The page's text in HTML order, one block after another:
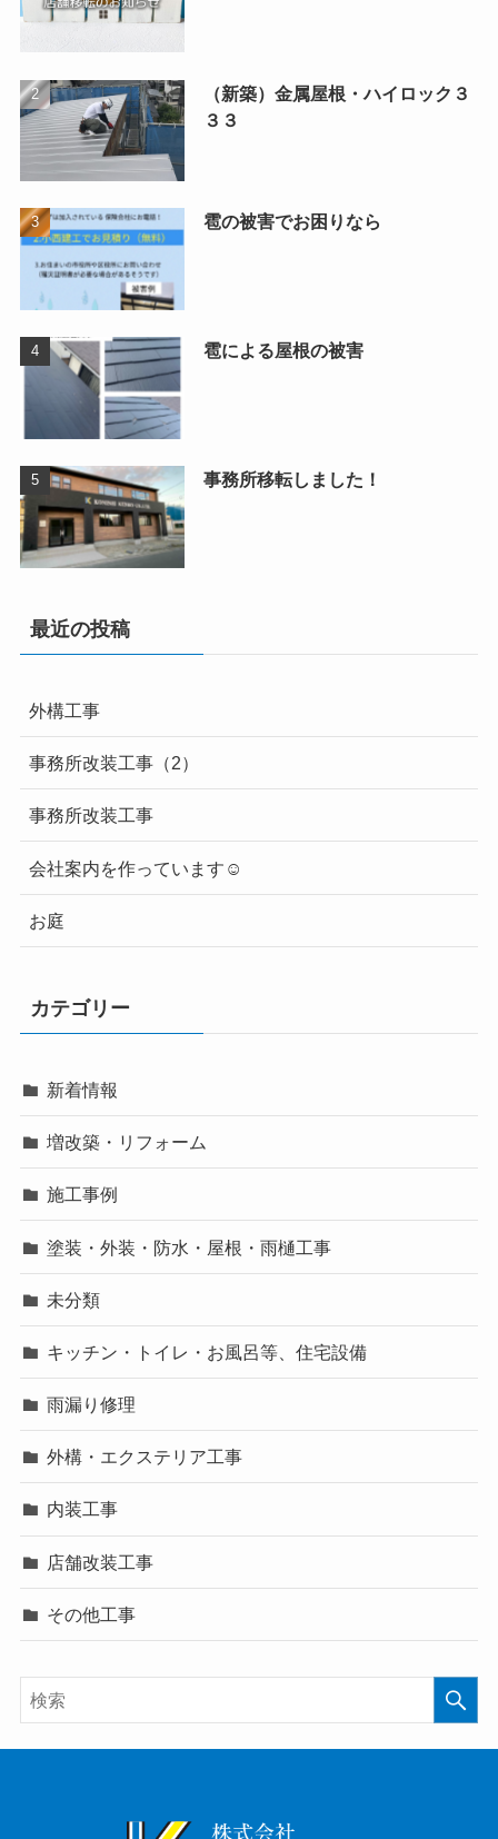
（新築）金属屋根・ハイロック３
３３
雹の被害でお困りなら
雹による屋根の被害
事務所移転しました！
最近の投稿
外構工事
事務所改装工事（2）
事務所改装工事
会社案内を作っています☺
お庭
カテゴリー
新着情報
増改築・リフォーム
施工事例
塗装・外装・防水・屋根・雨樋工事
未分類
キッチン・トイレ・お風呂等、住宅設備
雨漏り修理
外構・エクステリア工事
内装工事
店舗改装工事
その他工事